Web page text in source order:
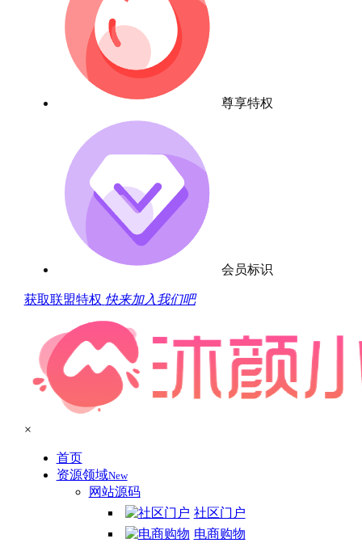
尊享特权
会员标识
获取联盟特权 快来加入我们吧
×
首页
资源领域New
网站源码
社区门户
电商购物